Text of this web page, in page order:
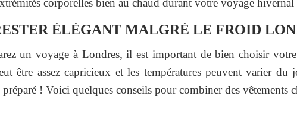
corporelles bien au chaud durant votre voyage hivernal
ÉLÉGANT MALGRÉ LE FROID
un voyage à Londres, il est important de bien choisir
être assez capricieux et les températures peuvent varier du
préparé ! Voici quelques conseils pour combiner des vêtements